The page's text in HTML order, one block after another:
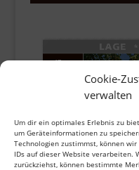
Cookie-
verwalten
Um dir ein optimales Erlebnis zu
um Geräteinformationen zu
Technologien zustimmst, können
IDs auf dieser Website verarbeiten.
zurückziehst, können bestimmte